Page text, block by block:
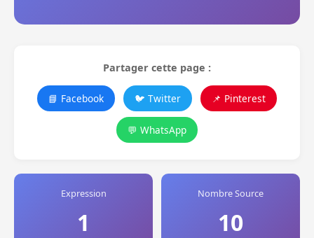
Partager cette page :
📘 Facebook 🐦 Twitter 📌 Pinterest
💬 WhatsApp
Expression
1
Nombre Source
10